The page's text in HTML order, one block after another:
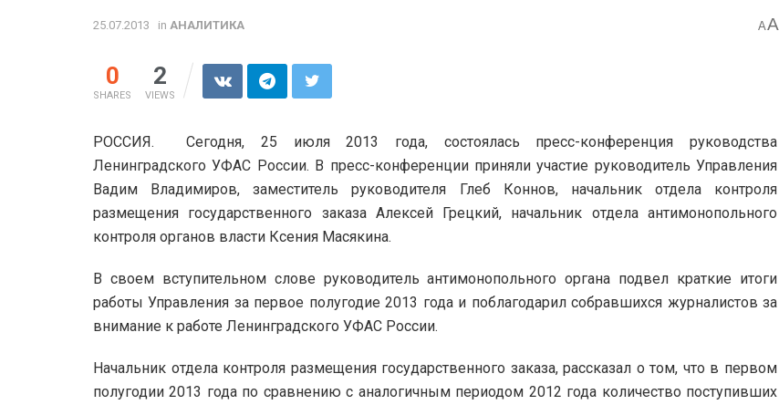
25.07.2013 in АНАЛИТИКА AA
0
SHARES
2
VIEWS
РОССИЯ. Сегодня, 25 июля 2013 года, состоялась пресс-конференция руководства
Ленинградского УФАС России. В пресс-конференции приняли участие руководитель Управления
Вадим Владимиров, заместитель руководителя Глеб Коннов, начальник отдела контроля
размещения государственного заказа Алексей Грецкий, начальник отдела антимонопольного
контроля органов власти Ксения Масякина.
В своем вступительном слове руководитель антимонопольного органа подвел краткие итоги
работы Управления за первое полугодие 2013 года и поблагодарил собравшихся журналистов за
внимание к работе Ленинградского УФАС России.
Начальник отдела контроля размещения государственного заказа, рассказал о том, что в первом
полугодии 2013 года по сравнению с аналогичным периодом 2012 года количество поступивших